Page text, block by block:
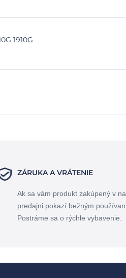
1910G
ZÁRUKA A VRÁTENIE
Ak sa vám produkt zakúpený v
predajni pokazí bežným
Postráme sa o rýchle vybavenie.